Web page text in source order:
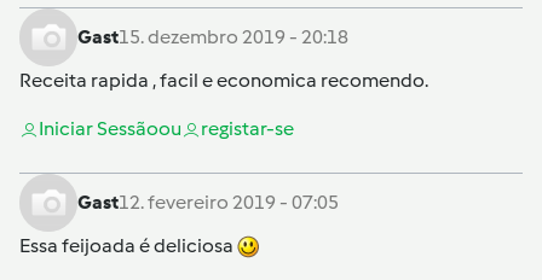
Gast15. dezembro 2019 - 20:18
Receita rapida , facil e economica recomendo.
Iniciar Sessãoou registar-se
Gast12. fevereiro 2019 - 07:05
Essa feijoada é deliciosa